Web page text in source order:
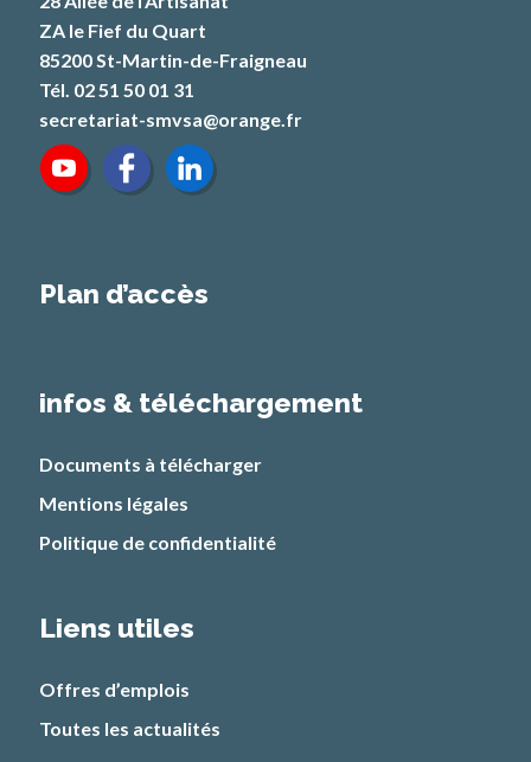
ZA le Fief du Quart
85200 St-Martin-de-Fraigneau
Tél. 02 51 50 01 31
secretariat-smvsa@orange.fr
Plan d’accès
infos & téléchargement
Documents à télécharger
Mentions légales
Politique de confidentialité
Liens utiles
Offres d’emplois
Toutes les actualités